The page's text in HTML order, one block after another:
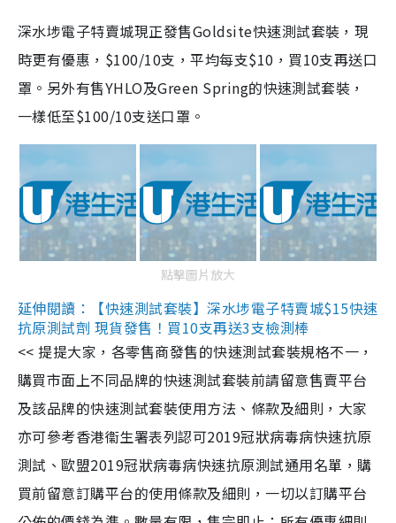
深水埗電子特賣城現正發售Goldsite快速測試套裝，現
時更有優惠，$100/10支，平均每支$10，買10支再送口
罩。另外有售YHLO及Green Spring的快速測試套裝，
一樣低至$100/10支送口罩。
點擊圖片放大
延伸閱讀：【快速測試套裝】深水埗電子特賣城$15快速
抗原測試劑 現貨發售！買10支再送3支檢測棒
<< 提提大家，各零售商發售的快速測試套裝規格不一，
購買市面上不同品牌的快速測試套裝前請留意售賣平台
及該品牌的快速測試套裝使用方法、條款及細則，大家
亦可參考香港衞生署表列認可2019冠狀病毒病快速抗原
測試、歐盟2019冠狀病毒病快速抗原測試通用名單，購
買前留意訂購平台的使用條款及細則，一切以訂購平台